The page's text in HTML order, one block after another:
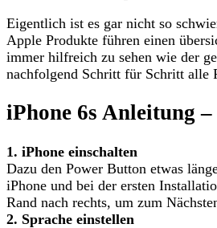
Eigentlich ist es gar nicht so
Apple Produkte führen einen
immer hilfreich zu sehen wie der
nachfolgend Schritt für Schritt alle
iPhone 6s Anleitung
1. iPhone einschalten
Dazu den Power Button etwas
iPhone und bei der ersten
Rand nach rechts, um zum
2. Sprache einstellen